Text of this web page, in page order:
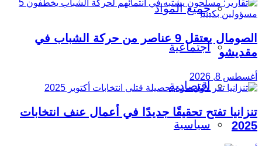
جميع المواد
اجتماعية
اقتصادية
سياسية
الصومال يعتقل 9 عناصر من حركة الشباب في
مقديشو
أغسطس 8, 2026
تنزانيا تفتح تحقيقًا جديدًا في أعمال عنف انتخابات
2025